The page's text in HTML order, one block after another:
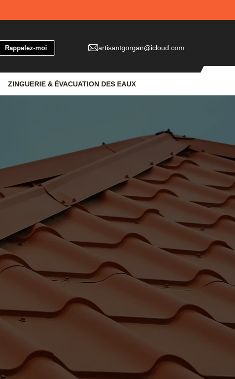
artisantgorgan@icloud.com
ZINGUERIE & ÉVACUATION DES EAUX